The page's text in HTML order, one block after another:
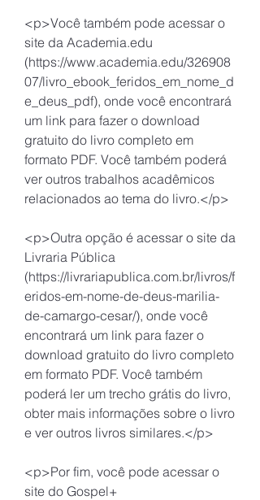
<p>Você também pode acessar o
site da Academia.edu
(https://www.academia.edu/326908
07/livro_ebook_feridos_em_nome_d
e_deus_pdf), onde você encontrará
um link para fazer o download
gratuito do livro completo em
formato PDF. Você também poderá
ver outros trabalhos acadêmicos
relacionados ao tema do livro.</p>
<p>Outra opção é acessar o site da
Livraria Pública
(https://livrariapublica.com.br/livros/f
eridos-em-nome-de-deus-marilia-
de-camargo-cesar/), onde você
encontrará um link para fazer o
download gratuito do livro completo
em formato PDF. Você também
poderá ler um trecho grátis do livro,
obter mais informações sobre o livro
e ver outros livros similares.</p>
<p>Por fim, você pode acessar o
site do Gospel+